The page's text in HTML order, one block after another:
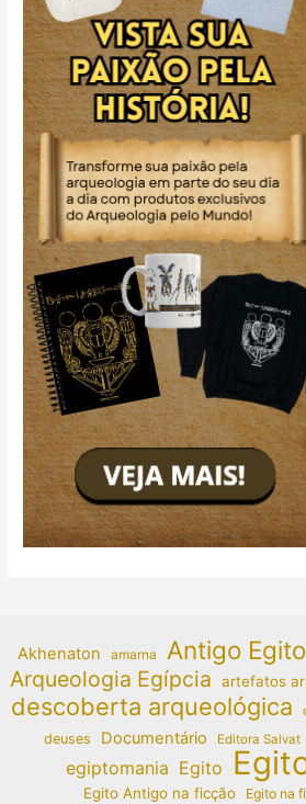
Akhenaton amarna Antigo Egito
Arqueologia Egípcia artefatos
descoberta arqueológica
deuses Documentário Editora Salvat
egiptomania Egito
Egito Antigo na ficção Egito na